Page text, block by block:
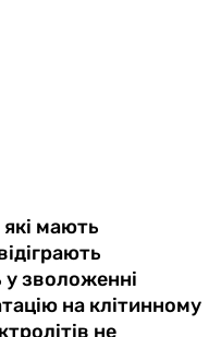
мають
зволоженні
на клітинному
не